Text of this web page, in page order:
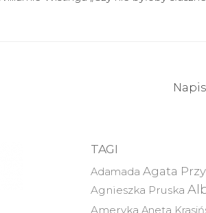
TAGI
Adamada Agata
Agnieszka Pruska
Ameryka Aneta